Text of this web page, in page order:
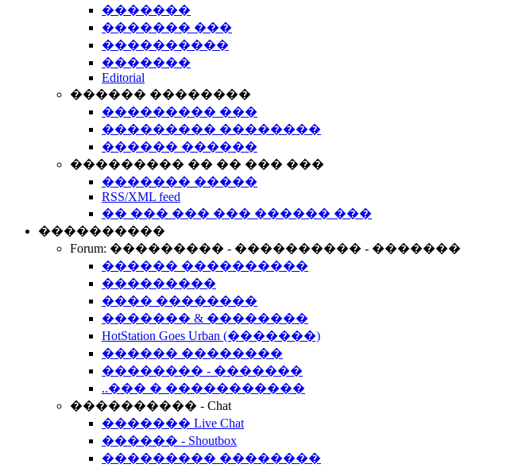
�������
������� ���
����������
�������
Editorial
������ ��������
��������� ���
��������� ��������
������ ������
��������� �� �� ��� ���
������� �����
RSS/XML feed
�� ��� ��� ��� ������ ���
����������
Forum: ��������� - ���������� - �������
������ ����������
���������
���� ��������
������� & ��������
HotStation Goes Urban (�������)
������ ��������
�������� - �������
..��� � �����������
���������� - Chat
������� Live Chat
������ - Shoutbox
��������� ��������